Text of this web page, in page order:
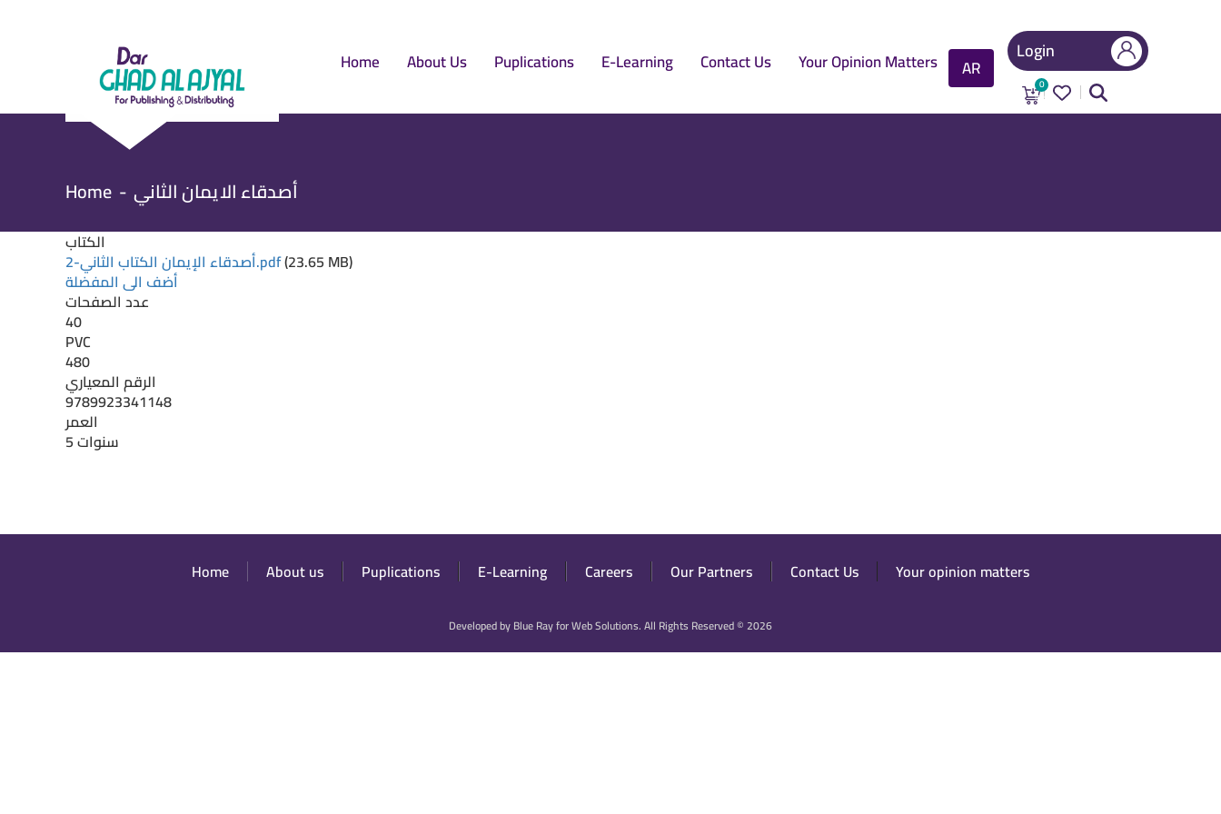
Main
navigation
Home About Us Puplications E-Learning Contact Us Your Opinion Matters AR
Login
Login
Search0
items
Breadcrumb
Home أصدقاء الايمان الثاني
الكتاب
أصدقاء الإيمان الكتاب الثاني-2.pdf(23.65 MB)
أضف الى المفضلة
عدد الصفحات
40
PVC
480
الرقم المعياري
9789923341148
العمر
5 سنوات
Home About us Puplications E-Learning Careers Our Partners Contact Us Your opinion matters
Developed byBlue Ray for Web Solutions. All Rights Reserved ©2026